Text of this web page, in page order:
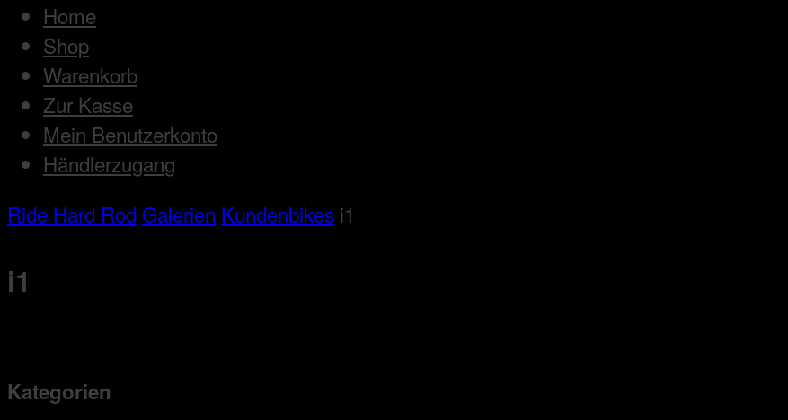
Home
Shop
Warenkorb
Zur Kasse
Mein Benutzerkonto
Händlerzugang
Ride Hard Rod Galerien Kundenbikes i1
i1
Kategorien